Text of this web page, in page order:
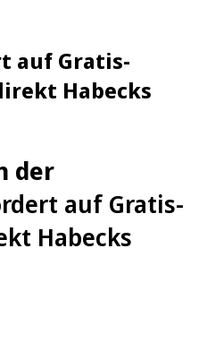
auf Gratis-
Habecks
der
auf Gratis-
Habecks